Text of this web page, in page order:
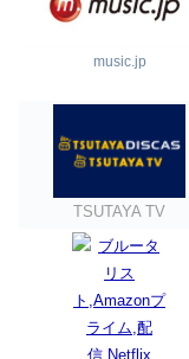
music.jp
TSUTAYA TV